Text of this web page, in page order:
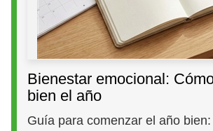
Bienestar emocional:
bien el año
Guía para comenzar el año